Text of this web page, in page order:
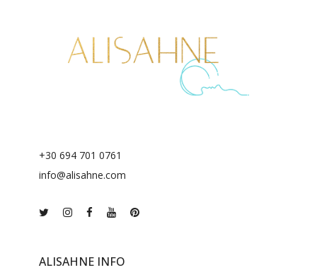
+30 694 701 0761
info@alisahne.com
ALISAHNE INFO